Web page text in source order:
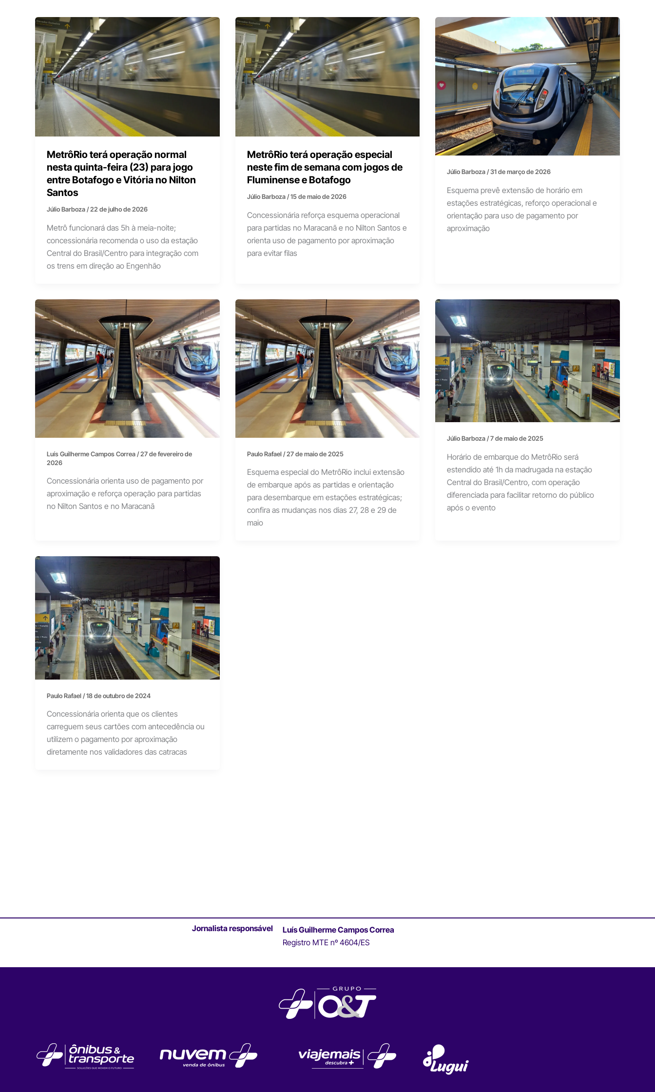
MetrôRio terá operação normal
nesta quinta-feira (23) para jogo
entre Botafogo e Vitória no Nilton
Santos
Júlio Barboza/22 de julho de 2026
Metrô funcionará das 5h à meia-noite;
concessionária recomenda o uso da estação
Central do Brasil/Centro para integração com
os trens em direção ao Engenhão
MetrôRio terá operação especial
neste fim de semana com jogos de
Fluminense e Botafogo
Júlio Barboza/15 de maio de 2026
Concessionária reforça esquema operacional
para partidas no Maracanã e no Nilton Santos e
orienta uso de pagamento por aproximação
para evitar filas
Júlio Barboza/31 de março de 2026
Esquema prevê extensão de horário em
estações estratégicas, reforço operacional e
orientação para uso de pagamento por
aproximação
Luís Guilherme Campos Correa/27 de fevereiro de
2026
Concessionária orienta uso de pagamento por
aproximação e reforça operação para partidas
no Nilton Santos e no Maracanã
Paulo Rafael/27 de maio de 2025
Esquema especial do MetrôRio inclui extensão
de embarque após as partidas e orientação
para desembarque em estações estratégicas;
confira as mudanças nos dias 27, 28 e 29 de
maio
Júlio Barboza/7 de maio de 2025
Horário de embarque do MetrôRio será
estendido até 1h da madrugada na estação
Central do Brasil/Centro, com operação
diferenciada para facilitar retorno do público
após o evento
Paulo Rafael/18 de outubro de 2024
Concessionária orienta que os clientes
carreguem seus cartões com antecedência ou
utilizem o pagamento por aproximação
diretamente nos validadores das catracas
Jornalista responsável
Luís Guilherme Campos Correa
Registro MTE nº 4604/ES